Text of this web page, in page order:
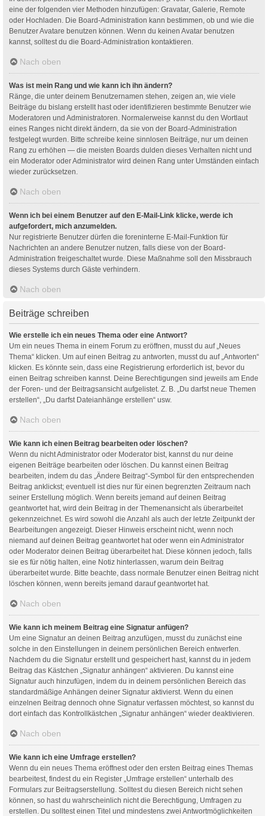
eine der folgenden vier Methoden hinzufügen: Gravatar, Galerie, Remote
oder Hochladen. Die Board-Administration kann bestimmen, ob und wie die
Benutzer Avatare benutzen können. Wenn du keinen Avatar benutzen
kannst, solltest du die Board-Administration kontaktieren.
Nach oben
Was ist mein Rang und wie kann ich ihn ändern?
Ränge, die unter deinem Benutzernamen stehen, zeigen an, wie viele
Beiträge du bislang erstellt hast oder identifizieren bestimmte Benutzer wie
Moderatoren und Administratoren. Normalerweise kannst du den Wortlaut
eines Ranges nicht direkt ändern, da sie von der Board-Administration
festgelegt wurden. Bitte schreibe keine sinnlosen Beiträge, nur um deinen
Rang zu erhöhen — die meisten Boards dulden dieses Verhalten nicht und
ein Moderator oder Administrator wird deinen Rang unter Umständen einfach
wieder zurücksetzen.
Nach oben
Wenn ich bei einem Benutzer auf den E-Mail-Link klicke, werde ich
aufgefordert, mich anzumelden.
Nur registrierte Benutzer dürfen die foreninterne E-Mail-Funktion für
Nachrichten an andere Benutzer nutzen, falls diese von der Board-
Administration freigeschaltet wurde. Diese Maßnahme soll den Missbrauch
dieses Systems durch Gäste verhindern.
Nach oben
Beiträge schreiben
Wie erstelle ich ein neues Thema oder eine Antwort?
Um ein neues Thema in einem Forum zu eröffnen, musst du auf „Neues
Thema“ klicken. Um auf einen Beitrag zu antworten, musst du auf „Antworten“
klicken. Es könnte sein, dass eine Registrierung erforderlich ist, bevor du
einen Beitrag schreiben kannst. Deine Berechtigungen sind jeweils am Ende
der Foren- und der Beitragsansicht aufgelistet. Z. B. „Du darfst neue Themen
erstellen“, „Du darfst Dateianhänge erstellen“ usw.
Nach oben
Wie kann ich einen Beitrag bearbeiten oder löschen?
Wenn du nicht Administrator oder Moderator bist, kannst du nur deine
eigenen Beiträge bearbeiten oder löschen. Du kannst einen Beitrag
bearbeiten, indem du das „Ändere Beitrag“-Symbol für den entsprechenden
Beitrag anklickst; eventuell ist dies nur für einen begrenzten Zeitraum nach
seiner Erstellung möglich. Wenn bereits jemand auf deinen Beitrag
geantwortet hat, wird dein Beitrag in der Themenansicht als überarbeitet
gekennzeichnet. Es wird sowohl die Anzahl als auch der letzte Zeitpunkt der
Bearbeitungen angezeigt. Dieser Hinweis erscheint nicht, wenn noch
niemand auf deinen Beitrag geantwortet hat oder wenn ein Administrator
oder Moderator deinen Beitrag überarbeitet hat. Diese können jedoch, falls
sie es für nötig halten, eine Notiz hinterlassen, warum dein Beitrag
überarbeitet wurde. Bitte beachte, dass normale Benutzer einen Beitrag nicht
löschen können, wenn bereits jemand darauf geantwortet hat.
Nach oben
Wie kann ich meinem Beitrag eine Signatur anfügen?
Um eine Signatur an deinen Beitrag anzufügen, musst du zunächst eine
solche in den Einstellungen in deinem persönlichen Bereich entwerfen.
Nachdem du die Signatur erstellt und gespeichert hast, kannst du in jedem
Beitrag das Kästchen „Signatur anhängen“ aktivieren. Du kannst eine
Signatur auch hinzufügen, indem du in deinem persönlichen Bereich das
standardmäßige Anhängen deiner Signatur aktivierst. Wenn du einen
einzelnen Beitrag dennoch ohne Signatur verfassen möchtest, so kannst du
dort einfach das Kontrollkästchen „Signatur anhängen“ wieder deaktivieren.
Nach oben
Wie kann ich eine Umfrage erstellen?
Wenn du ein neues Thema eröffnest oder den ersten Beitrag eines Themas
bearbeitest, findest du ein Register „Umfrage erstellen“ unterhalb des
Formulars zur Beitragserstellung. Solltest du diesen Bereich nicht sehen
können, so hast du wahrscheinlich nicht die Berechtigung, Umfragen zu
erstellen. Du solltest einen Titel und mindestens zwei Antwortmöglichkeiten